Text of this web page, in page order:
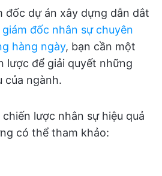
đốc dự án xây dựng dẫn dắt
giám đốc nhân sự chuyên
hàng ngày, bạn cần một
lược để giải quyết những
của ngành.
lược nhân sự hiệu quả
có thể tham khảo: